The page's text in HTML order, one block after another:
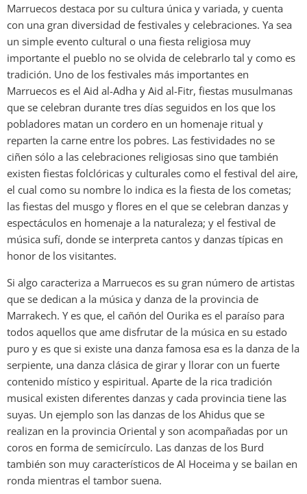
Marruecos destaca por su cultura única y variada, y cuenta
con una gran diversidad de festivales y celebraciones. Ya sea
un simple evento cultural o una fiesta religiosa muy
importante el pueblo no se olvida de celebrarlo tal y como es
tradición. Uno de los festivales más importantes en
Marruecos es el Aid al-Adha y Aid al-Fitr, fiestas musulmanas
que se celebran durante tres días seguidos en los que los
pobladores matan un cordero en un homenaje ritual y
reparten la carne entre los pobres. Las festividades no se
ciñen sólo a las celebraciones religiosas sino que también
existen fiestas folclóricas y culturales como el festival del aire,
el cual como su nombre lo indica es la fiesta de los cometas;
las fiestas del musgo y flores en el que se celebran danzas y
espectáculos en homenaje a la naturaleza; y el festival de
música sufí, donde se interpreta cantos y danzas típicas en
honor de los visitantes.
Si algo caracteriza a Marruecos es su gran número de artistas
que se dedican a la música y danza de la provincia de
Marrakech. Y es que, el cañón del Ourika es el paraíso para
todos aquellos que ame disfrutar de la música en su estado
puro y es que si existe una danza famosa esa es la danza de la
serpiente, una danza clásica de girar y llorar con un fuerte
contenido místico y espiritual. Aparte de la rica tradición
musical existen diferentes danzas y cada provincia tiene las
suyas. Un ejemplo son las danzas de los Ahidus que se
realizan en la provincia Oriental y son acompañadas por un
coros en forma de semicírculo. Las danzas de los Burd
también son muy característicos de Al Hoceima y se bailan en
ronda mientras el tambor suena.